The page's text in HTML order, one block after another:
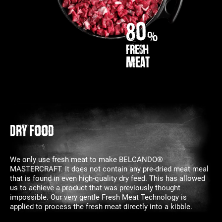
80%
fresh
Meat
DRY FOOD
We only use fresh meat to make BELCANDO®
MASTERCRAFT. It does not contain any pre-dried meat meal
that is found in even high-quality dry feed. This has allowed
us to achieve a product that was previously thought
impossible. Our very gentle Fresh Meat Technology is
applied to process the fresh meat directly into a kibble.